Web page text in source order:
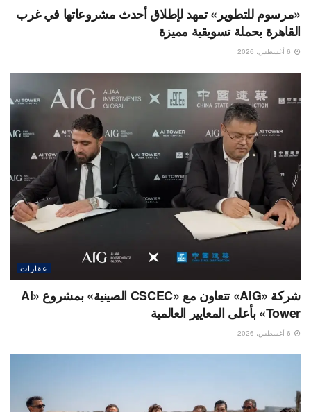
«مرسوم للتطوير» تمهد لإطلاق أحدث مشروعاتها في غرب
القاهرة بحملة تسويقية مميزة
عقارات
شركة «AIG» تتعاون مع «CSCEC الصينية» بمشروع «AI
Tower» بأعلى المعايير العالمية